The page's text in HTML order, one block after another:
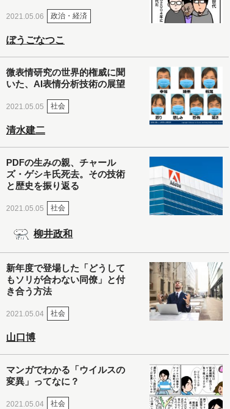
2021.05.06 政治・経済
ぼうごなつこ
微表情研究の世界的権威に聞
いた、AI表情分析技術の展望
2021.05.05 社会
清水建二
PDFの生みの親、チャール
ズ・ゲシキ氏死去。その技術
と歴史を振り返る
2021.05.05 社会
柳井政和
新年度で登場した「どうして
もソリが合わない同僚」と付
き合う方法
2021.05.04 社会
山口博
マンガでわかる「ウイルスの
変異」ってなに？
2021.05.04 社会